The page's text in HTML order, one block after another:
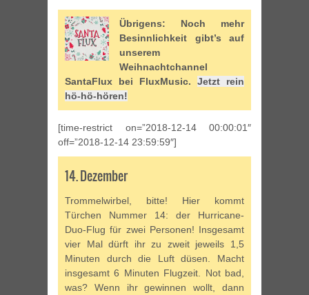
Übrigens: Noch mehr
Besinnlichkeit gibt’s auf
unserem
Weihnachtchannel
SantaFlux bei FluxMusic. Jetzt rein
hö-hö-hören!
[time-restrict on=”2018-12-14 00:00:01″
off=”2018-12-14 23:59:59″]
14. Dezember
Trommelwirbel, bitte! Hier kommt
Türchen Nummer 14: der Hurricane-
Duo-Flug für zwei Personen! Insgesamt
vier Mal dürft ihr zu zweit jeweils 1,5
Minuten durch die Luft düsen. Macht
insgesamt 6 Minuten Flugzeit. Not bad,
was? Wenn ihr gewinnen wollt, dann